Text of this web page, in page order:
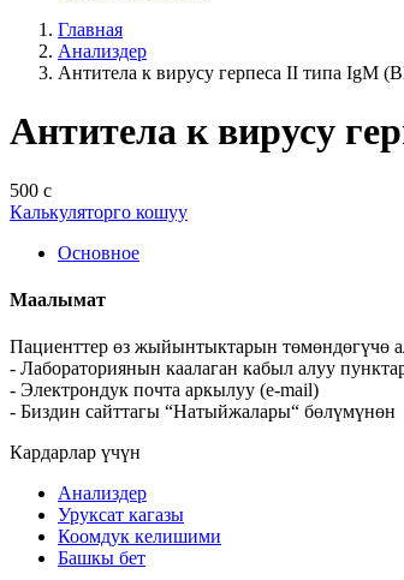
Главная
Анализдер
Антитела к вирусу герпеса II типа IgM
Антитела к вирусу
500 с
Калькуляторго кошуу
Основное
Маалымат
Пациенттер өз жыйынтыктарын төмөндөгүчө
- Лабораториянын каалаган кабыл алуу
- Электрондук почта аркылуу (e-mail)
- Биздин сайттагы “Натыйжалары“ бөлүмүнөн
Кардарлар үчүн
Анализдер
Уруксат кагазы
Коомдук келишими
Башкы бет